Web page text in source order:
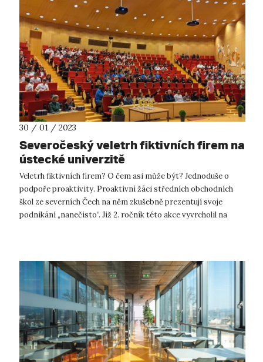
30 / 01 / 2023
Severočeský veletrh fiktivních firem na
ústecké univerzitě
Veletrh fiktivních firem? O čem asi může být? Jednoduše o
podpoře proaktivity. Proaktivní žáci středních obchodních
škol ze severních Čech na něm zkušebně prezentují svoje
podnikání „nanečisto“. Již 2. ročník této akce vyvrcholil na